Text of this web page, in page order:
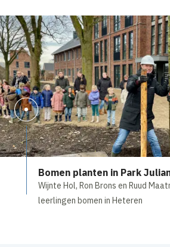
Bomen planten in Park
Wijnte Hol, Ron Brons en Ruud
leerlingen bomen in Heteren